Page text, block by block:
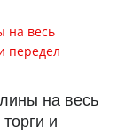
на весь
и